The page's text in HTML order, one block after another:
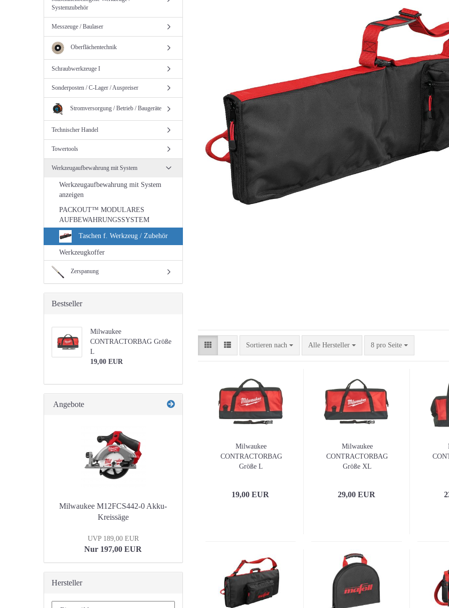
Sortieren nach
Sortieren nach Alle Hersteller 8 pro Seite
pro Seite
Milwaukee
CONTRACTORBAG
Größe L
19,00 EUR
Milwaukee
CONTRACTORBAG
Größe XL
29,00 EUR
Systemzubehör
Messzeuge / Baulaser
Oberflächentechnik
Schraubwerkzeuge I
Sonderposten / C-Lager / Auspreiser
Stromversorgung / Betrieb / Baugeräte
Technischer Handel
Towertools
Werkzeugaufbewahrung mit System
Werkzeugaufbewahrung mit System
anzeigen
PACKOUT™ MODULARES
AUFBEWAHRUNGSSYSTEM
Taschen f. Werkzeug / Zubehör
Werkzeugkoffer
Zerspanung
Bestseller
Milwaukee
CONTRACTORBAG Größe
L
19,00 EUR
Angebote
Milwaukee M12FCS442-0 Akku-
Kreissäge
UVP 189,00 EUR
Nur 197,00 EUR
Hersteller